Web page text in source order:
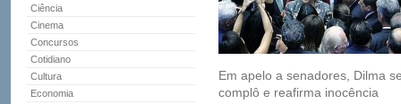
Ciência
Cinema
Concursos
Cotidiano
Cultura
Economia
Em apelo a senadores, Dilma
complô e reafirma inocência